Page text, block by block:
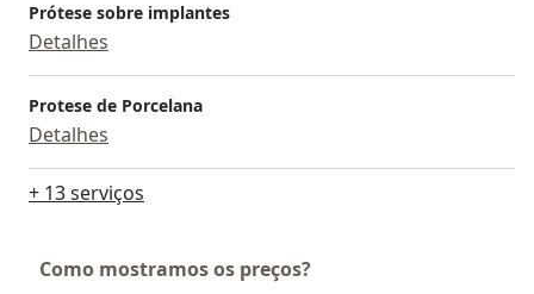
Prótese sobre implantes
Detalhes
Protese de Porcelana
Detalhes
+ 13 serviços
Como mostramos os preços?